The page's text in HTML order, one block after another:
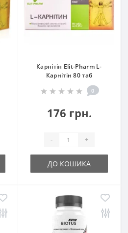
Карнітін Elit-Pharm L-
Карнітін 80 таб
0
176 грн.
- +
ДО КОШИКА